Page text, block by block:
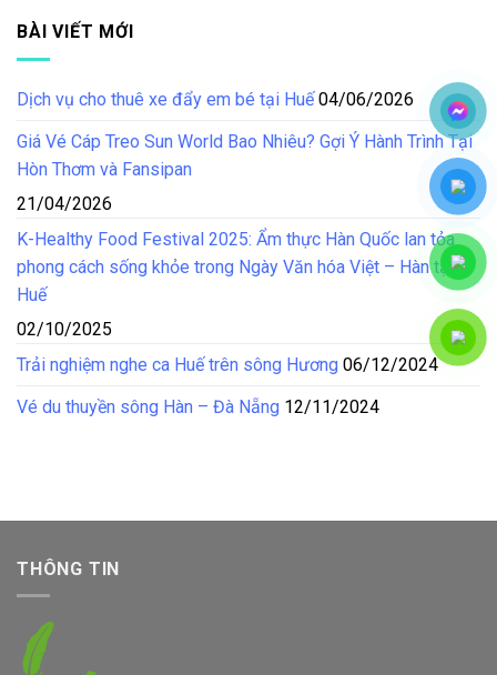
BÀI VIẾT MỚI
Dịch vụ cho thuê xe đẩy em bé tại Huế 04/06/2026
Giá Vé Cáp Treo Sun World Bao Nhiêu? Gợi Ý Hành Trình Tại
Hòn Thơm và Fansipan
21/04/2026
K-Healthy Food Festival 2025: Ẩm thực Hàn Quốc lan tỏa
phong cách sống khỏe trong Ngày Văn hóa Việt – Hàn tại
Huế
02/10/2025
Trải nghiệm nghe ca Huế trên sông Hương 06/12/2024
Vé du thuyền sông Hàn – Đà Nẵng 12/11/2024
THÔNG TIN